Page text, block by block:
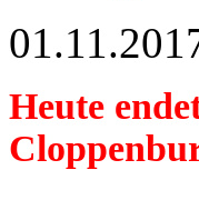
Heute